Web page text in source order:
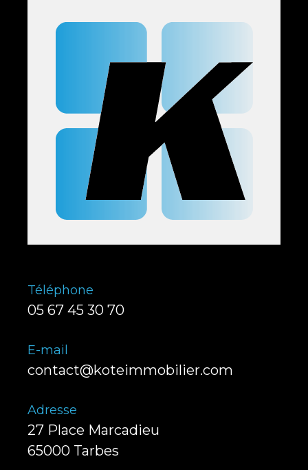
Téléphone
05 67 45 30 70
E-mail
contact@koteimmobilier.com
Adresse
27 Place Marcadieu
65000 Tarbes